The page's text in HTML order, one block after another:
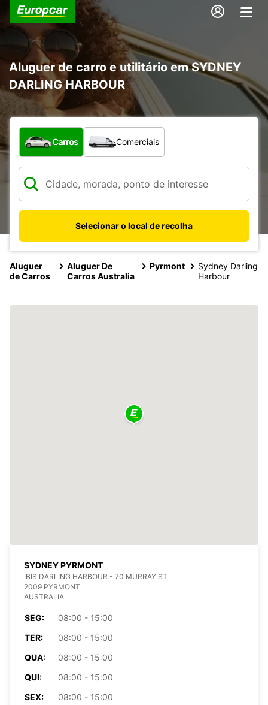
Aluguer de carro e utilitário em SYDNEY
DARLING HARBOUR
Que tipo de veículo pretende?
Carros Comerciais
Selecionar o local de recolha
Aluguer
de Carros
Aluguer De
Carros Australia
Pyrmont
Sydney Darling
Harbour
SYDNEY PYRMONT
IBIS DARLING HARBOUR - 70 MURRAY ST
2009 PYRMONT
AUSTRALIA
SEG:
08:00 - 15:00
TER:
08:00 - 15:00
QUA:
08:00 - 15:00
QUI:
08:00 - 15:00
SEX:
08:00 - 15:00